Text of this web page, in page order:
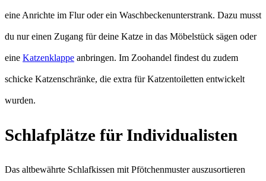
eine Anrichte im Flur oder ein Waschbeckenunterstrank. Dazu musst
du nur einen Zugang für deine Katze in das Möbelstück sägen oder
eine Katzenklappe anbringen. Im Zoohandel findest du zudem
schicke Katzenschränke, die extra für Katzentoiletten entwickelt
wurden.
Schlafplätze für Individualisten
Das altbewährte Schlafkissen mit Pfötchenmuster auszusortieren